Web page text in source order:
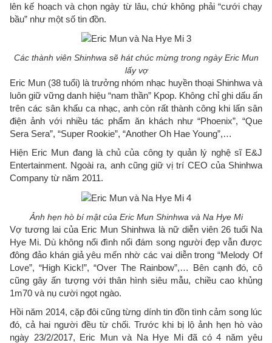
lên kế hoạch và chọn ngày từ lâu, chứ không phải “cưới chạy
bầu” như một số tin đồn.
Các thành viên Shinhwa sẽ hát chúc mừng trong ngày Eric Mun
lấy vợ
Eric Mun (38 tuổi) là trưởng nhóm nhạc huyền thoại Shinhwa và
luôn giữ vững danh hiệu “nam thần” Kpop. Không chỉ ghi dấu ấn
trên các sân khấu ca nhạc, anh còn rất thành công khi lấn sân
điện ảnh với nhiều tác phẩm ăn khách như “Phoenix”, “Que
Sera Sera”, “Super Rookie”, “Another Oh Hae Young”,…
Hiện Eric Mun đang là chủ của công ty quản lý nghệ sĩ E&J
Entertainment. Ngoài ra, anh cũng giữ vị trí CEO của Shinhwa
Company từ năm 2011.
Ảnh hẹn hò bí mật của Eric Mun Shinhwa và Na Hye Mi
Vợ tương lai của Eric Mun Shinhwa là nữ diễn viên 26 tuổi Na
Hye Mi. Dù không nổi đình nổi đám song người đẹp vẫn được
đông đảo khán giả yêu mến nhờ các vai diễn trong “Melody Of
Love”, “High Kick!”, “Over The Rainbow”,… Bên cạnh đó, cô
cũng gây ấn tượng với thân hình siêu mẫu, chiều cao khủng
1m70 và nụ cười ngọt ngào.
Hồi năm 2014, cặp đôi cũng từng dính tin đồn tình cảm song lúc
đó, cả hai người đều từ chối. Trước khi bị lộ ảnh hẹn hò vào
ngày 23/2/2017, Eric Mun và Na Hye Mi đã có 4 năm yêu